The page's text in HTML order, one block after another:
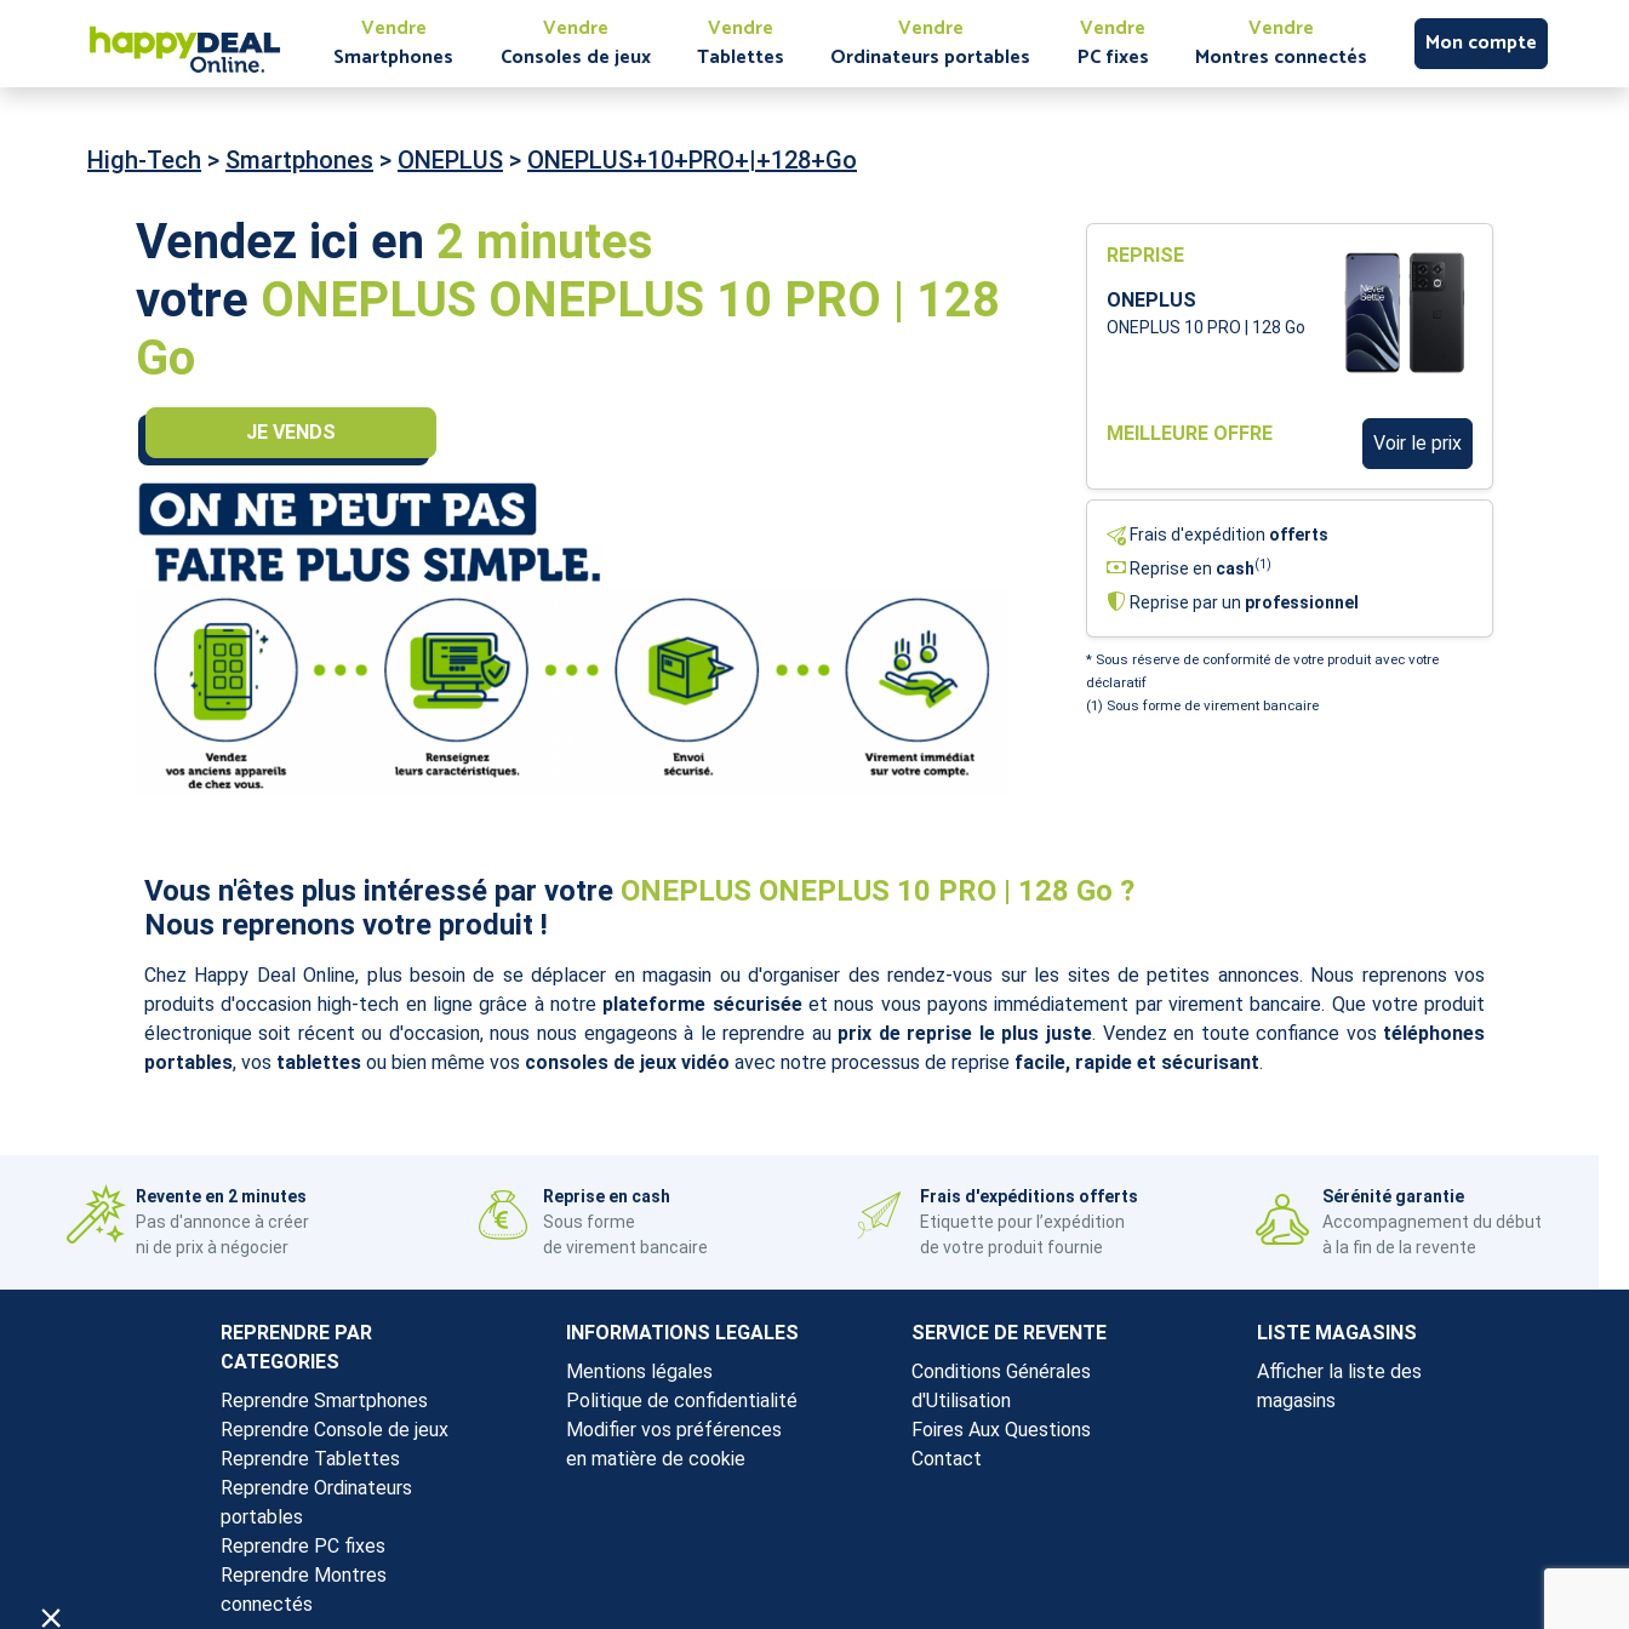
Vendre
Smartphones
Vendre
Consoles de jeux
Vendre
Tablettes
Vendre
Ordinateurs portables
Vendre
PC fixes
Vendre
Montres connectés
Mon compte
High-Tech > Smartphones > ONEPLUS > ONEPLUS+10+PRO+|+128+Go
Vendez ici en 2 minutes
votre ONEPLUS ONEPLUS 10 PRO | 128
Go
JE VENDS
REPRISE
ONEPLUS
ONEPLUS 10 PRO | 128 Go
MEILLEURE OFFRE Voir le prix
Frais d'expédition offerts
Reprise en cash(1)
Reprise par un professionnel
* Sous réserve de conformité de votre produit avec votre
déclaratif
(1) Sous forme de virement bancaire
Vous n'êtes plus intéressé par votre ONEPLUS ONEPLUS 10 PRO | 128 Go ?
Nous reprenons votre produit !
Chez Happy Deal Online, plus besoin de se déplacer en magasin ou d'organiser des rendez-vous sur les sites de petites annonces. Nous reprenons vos
produits d'occasion high-tech en ligne grâce à notre plateforme sécuriséeet nous vous payons immédiatement par virement bancaire. Que votre produit
électronique soit récent ou d'occasion, nous nous engageons à le reprendre au prix de reprise le plus juste. Vendez en toute confiance vos téléphones
portables, vos tablettesou bien même vos consoles de jeux vidéo avec notre processus de reprise facile, rapide et sécurisant.
Revente en 2 minutes
Pas d'annonce à créer
ni de prix à négocier
Reprise en cash
Sous forme
de virement bancaire
Frais d'expéditions offerts
Etiquette pour l’expédition
de votre produit fournie
Sérénité garantie
Accompagnement du début
à la fin de la revente
REPRENDRE PAR
CATEGORIES
Reprendre Smartphones
Reprendre Console de jeux
Reprendre Tablettes
Reprendre Ordinateurs
portables
Reprendre PC fixes
Reprendre Montres
connectés
INFORMATIONS LEGALES
Mentions légales
Politique de confidentialité
Modifier vos préférences
en matière de cookie
SERVICE DE REVENTE
Conditions Générales
d'Utilisation
Foires Aux Questions
Contact
LISTE MAGASINS
Afficher la liste des
magasins